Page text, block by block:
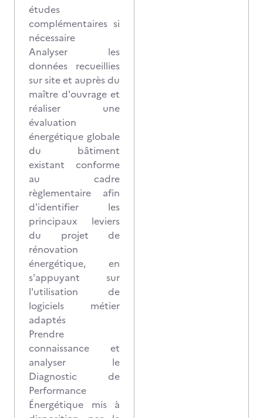
études
complémentaires si
nécessaire
Analyser les
données recueillies
sur site et auprès du
maître d'ouvrage et
réaliser une
évaluation
énergétique globale
du bâtiment
existant conforme
au cadre
règlementaire afin
d'identifier les
principaux leviers
du projet de
rénovation
énergétique, en
s'appuyant sur
l'utilisation de
logiciels métier
adaptés
Prendre
connaissance et
analyser le
Diagnostic de
Performance
Énergétique mis à